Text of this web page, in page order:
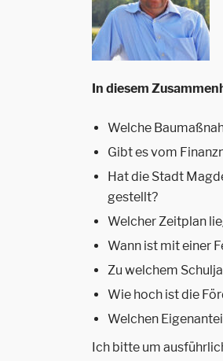
In diesem
Welche
Gibt es vom
Hat die Stadt
gestellt?
Welcher Zeitplan
Wann ist mit einer
Zu welchem
Wie hoch ist die
Welchen
Ich bitte um